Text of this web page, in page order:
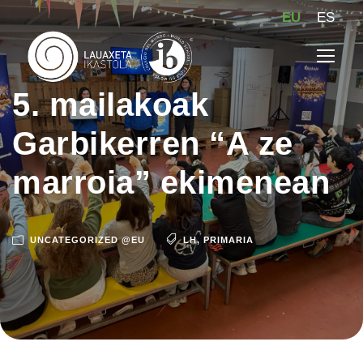
EU ES
5. mailakoak
Garbikerren “A ze
marroia” ekimenean
UNCATEGORIZED @EU LH, PRIMARIA